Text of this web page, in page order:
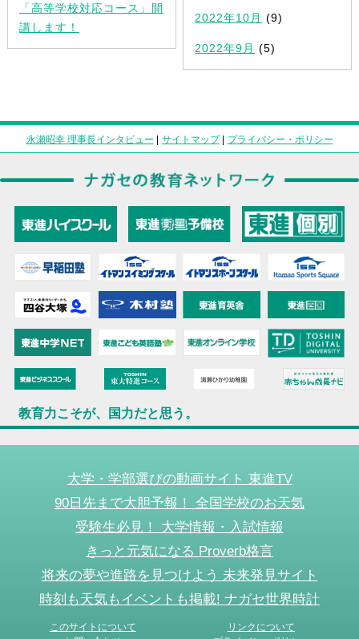
「高等学校対応コース」開
講します！
2022年10月 (9)
2022年9月 (5)
永瀬昭幸 理事長インタビュー | サイトマップ| プライバシー・ポリシー
教育力こそが、国力だと思う。
大学・学部選びの動画サイト 東進TV
90日先まで大胆予報！ 全国学校のお天気
受験生必見！ 大学情報・入試情報
きっと元気になる Proverb格言
将来の夢や進路を見つけよう 未来発見サイト
時刻も天気もイベントも掲載! ナガセ世界時計
このサイトについて
リンクについて